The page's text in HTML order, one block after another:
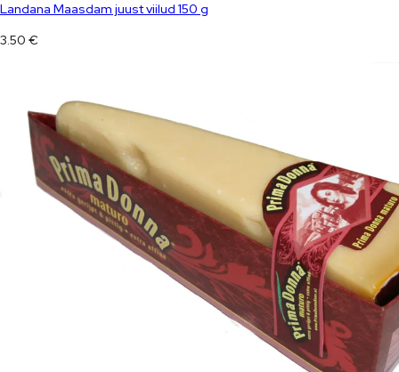
Landana Maasdam juust viilud 150 g
3.50 €